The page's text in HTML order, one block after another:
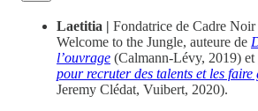
Laetitia | Fondatrice de Cadre
Welcome to the Jungle, auteure de
l’ouvrage (Calmann-Lévy, 2019) et
pour recruter des talents et les
Jeremy Clédat, Vuibert, 2020).